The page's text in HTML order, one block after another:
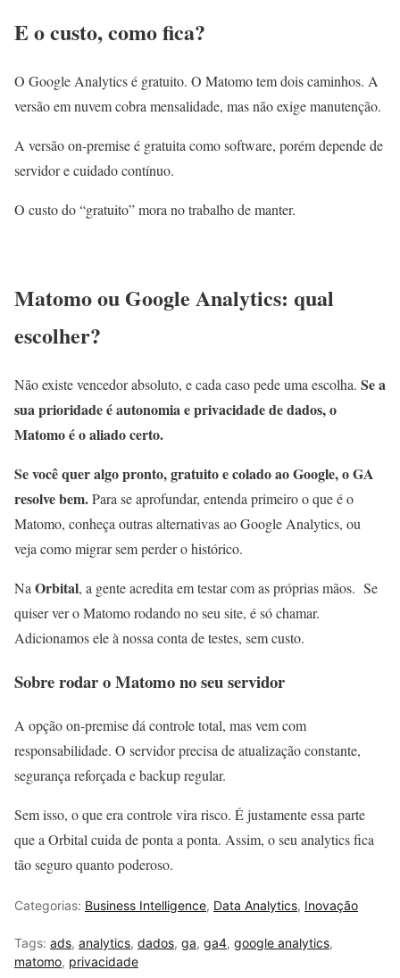
E o custo, como fica?
O Google Analytics é gratuito. O Matomo tem dois caminhos. A
versão em nuvem cobra mensalidade, mas não exige manutenção.
A versão on-premise é gratuita como software, porém depende de
servidor e cuidado contínuo.
O custo do “gratuito” mora no trabalho de manter.
Matomo ou Google Analytics: qual
escolher?
Não existe vencedor absoluto, e cada caso pede uma escolha. Se a
sua prioridade é autonomia e privacidade de dados, o
Matomo é o aliado certo.
Se você quer algo pronto, gratuito e colado ao Google, o GA
resolve bem.Para se aprofundar, entenda primeiro o que é o
Matomo, conheça outras alternativas ao Google Analytics, ou
veja como migrar sem perder o histórico.
Na Orbital, a gente acredita em testar com as próprias mãos. Se
quiser ver o Matomo rodando no seu site, é só chamar.
Adicionamos ele à nossa conta de testes, sem custo.
Sobre rodar o Matomo no seu servidor
A opção on-premise dá controle total, mas vem com
responsabilidade. O servidor precisa de atualização constante,
segurança reforçada e backup regular.
Sem isso, o que era controle vira risco. É justamente essa parte
que a Orbital cuida de ponta a ponta. Assim, o seu analytics fica
tão seguro quanto poderoso.
Categorias: Business Intelligence, Data Analytics, Inovação
Tags: ads, analytics, dados, ga, ga4, google analytics,
matomo, privacidade